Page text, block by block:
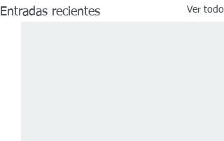
Entradas recientes Ver todo